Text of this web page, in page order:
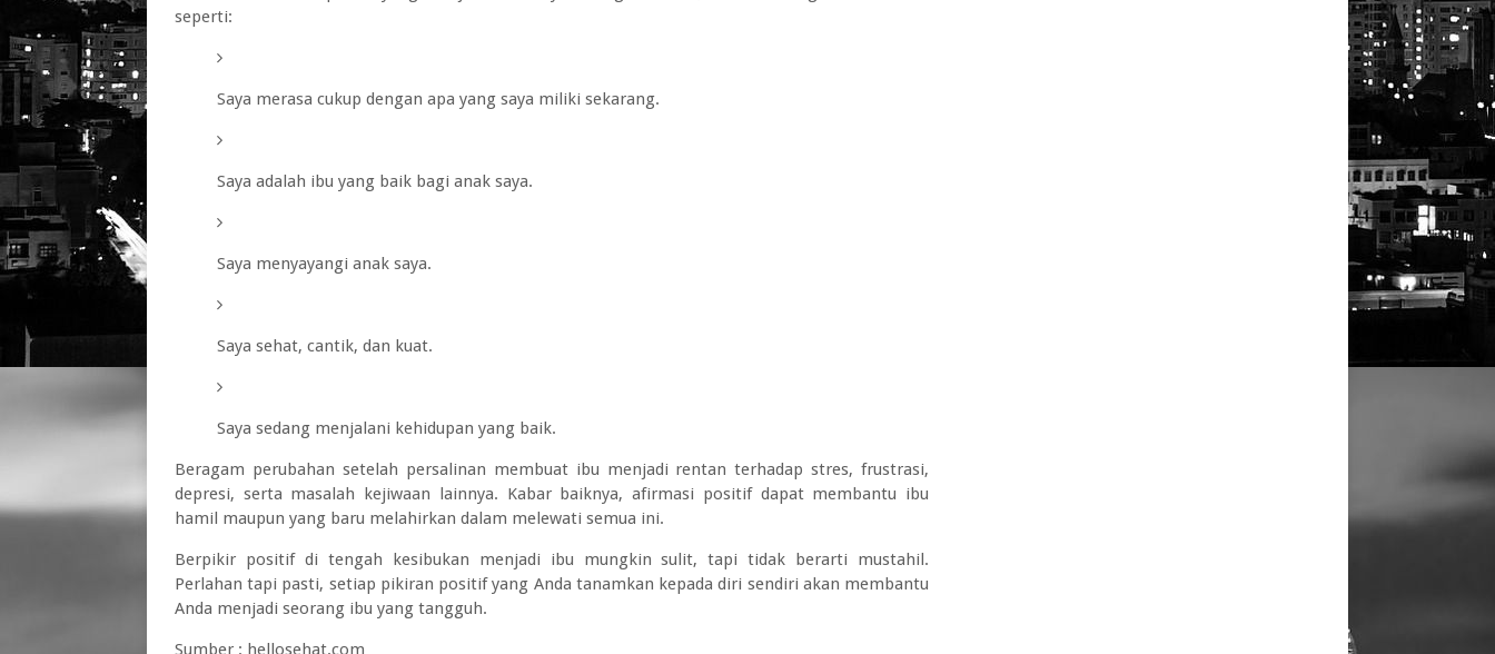
seperti:
Saya merasa cukup dengan apa yang saya miliki sekarang.
Saya adalah ibu yang baik bagi anak saya.
Saya menyayangi anak saya.
Saya sehat, cantik, dan kuat.
Saya sedang menjalani kehidupan yang baik.
Beragam perubahan setelah persalinan membuat ibu menjadi rentan terhadap stres, frustrasi,
depresi, serta masalah kejiwaan lainnya. Kabar baiknya, afirmasi positif dapat membantu ibu
hamil maupun yang baru melahirkan dalam melewati semua ini.
Berpikir positif di tengah kesibukan menjadi ibu mungkin sulit, tapi tidak berarti mustahil.
Perlahan tapi pasti, setiap pikiran positif yang Anda tanamkan kepada diri sendiri akan membantu
Anda menjadi seorang ibu yang tangguh.
Sumber : hellosehat.com